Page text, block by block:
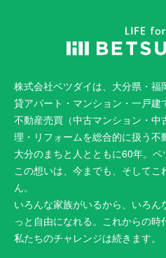
株式会社ベツダイは、大分県・
貸アパート・マンション・一戸建
不動産売買（中古マンション・
理・リフォームを総合的に扱う不
大分のまちと人とともに60年。
この想いは、今までも、そして
ん。
いろんな家族がいるから、いろ
っと自由になれる。これからの時
私たちのチャレンジは続きます。